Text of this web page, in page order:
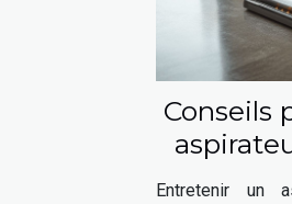
Conseils
Entretenir un